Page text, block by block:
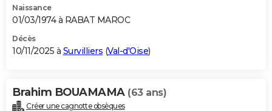
Naissance
01/03/1974 à RABAT MAROC
Décès
10/11/2025 à Survilliers (Val-d'Oise)
Brahim BOUAMAMA (63 ans)
Créer une cagnotte obsèques